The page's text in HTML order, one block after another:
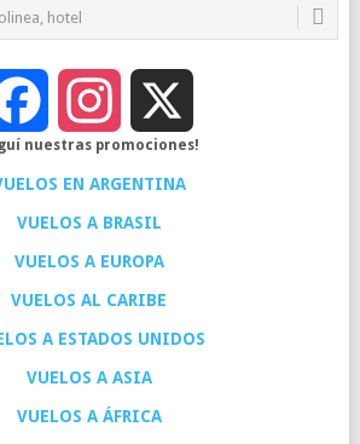
Facebook Instagram
nuestras promociones!
EN ARGENTINA
VUELOS A BRASIL
VUELOS A EUROPA
VUELOS AL CARIBE
A ESTADOS UNIDOS
VUELOS A ASIA
VUELOS A ÁFRICA